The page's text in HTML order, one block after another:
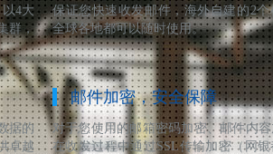
4大
群，
保证您快速收发邮件，海外自建的2
全球各地都可以随时使用。
据的
卓越
邮件加密，安全保障
对于您使用的邮箱密码加密、邮件内
在收发过程中通过SSL传输加密（网银